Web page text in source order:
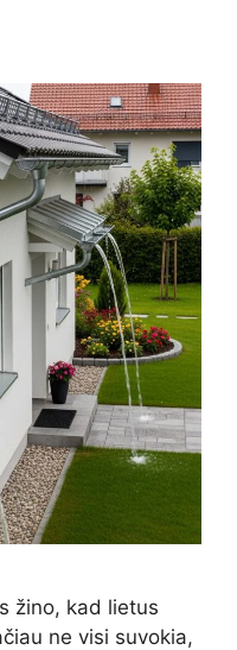
žino, kad lietus
ne visi suvokia,